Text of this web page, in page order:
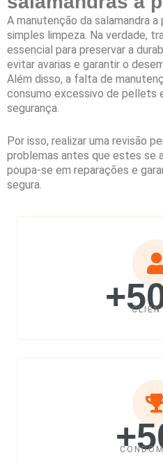
A manutenção da salamandra
simples limpeza. Na verdade,
essencial para preservar a
evitar avarias e garantir o
Além disso, a falta de
consumo excessivo de pellets
segurança.
Por isso, realizar uma revisão
problemas antes que estes se
poupa-se em reparações e
segura.